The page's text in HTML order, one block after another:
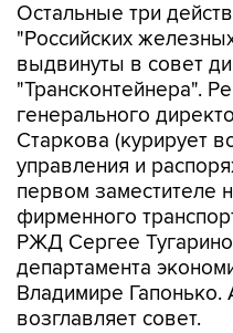
Остальные три
"Российских
выдвинуты в совет
"Трансконтейнера".
генерального
Старкова (курирует
управления и
первом заместителе
фирменного
РЖД Сергее
департамента
Владимире Гапонько.
возглавляет совет.